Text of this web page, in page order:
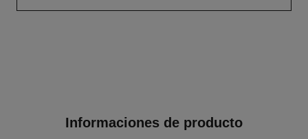
Informaciones de producto